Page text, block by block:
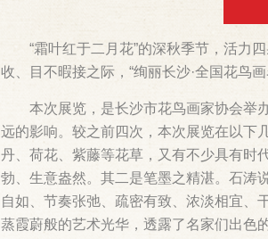
“霜叶红于二月花”的深秋季节，活力
收、目不暇接之际，“绚丽长沙·全国花鸟
本次展览，是长沙市花鸟画家协会举
远的影响。较之前四次，本次展览在以下
丹、荷花、紫藤等花草，又有不少具有时
勃、生意盎然。其二是笔墨之精湛。石涛
自如、节奏张弛、疏密有致、浓淡相宜、
蒸霞蔚般的艺术光华，透露了名家们出色